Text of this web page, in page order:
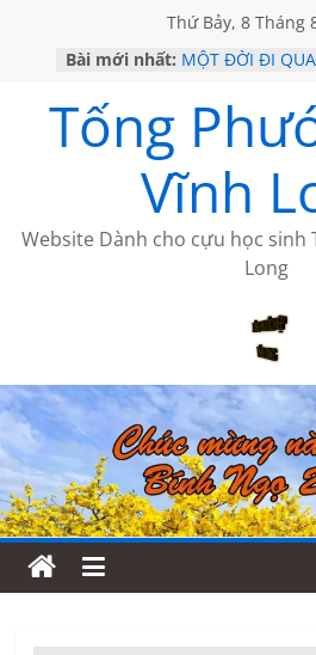
Thứ Bảy, 8 Tháng
Bài mới nhất: MỘT ĐỜI ĐI
KHÔNG ĐỀ 19
CHÙM THƠ
GIÃ TỪ ĐÀ LẠT
HỌC SỬ HỒI
Tống
Vĩnh
Website Dành cho cựu học sinh
Long